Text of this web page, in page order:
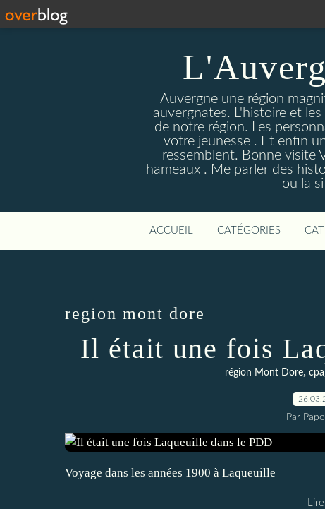
Auvergne une région
auvergnates. L'histoire et
de notre région. Les
votre jeunesse . Et enfin
ressemblent. Bonne visite
hameaux . Me parler des
ou la
ACCUEIL CATÉGORIES
region mont dore
Il était une fois
région Mont Dore, cpa
Par
Voyage dans les années 1900 à Laqueuille